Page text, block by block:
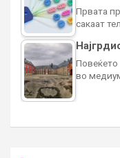
Првата
сакаат
Повеќето
во